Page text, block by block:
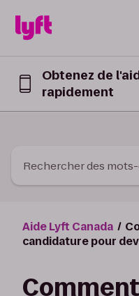
Obtenez de
rapidement
Rechercher des mots-
Aide Lyft Canada
candidature pour